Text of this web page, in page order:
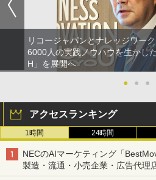
リコージャパンとナレッジワー
6000人の実践ノウハウを生かし
H」を展開へ
●
● ●
アクセスランキング
1時間 24時間
NECのAIマーケティング「
製造・流通・小売企業・広告代理